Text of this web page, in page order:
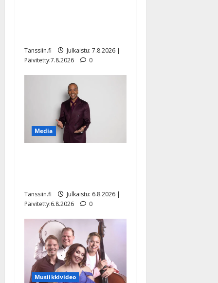
Tanssiin.fi
Julkaistu: 7.8.2026 |
Päivitetty:7.8.2026
0
Media
Tanssiin.fi
Julkaistu: 6.8.2026 |
Päivitetty:6.8.2026
0
Musiikkivideo